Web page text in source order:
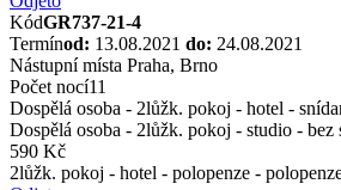
KódGR737-21-4
Termínod: 13.08.2021 do: 24.08.2021
Nástupní místa Praha, Brno
Počet nocí11
Dospělá osoba - 2lůžk. pokoj - hotel -
Dospělá osoba - 2lůžk. pokoj - studio - bez
590 Kč
2lůžk. pokoj - hotel - polopenze -